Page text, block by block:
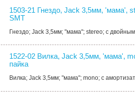
1503-21 Гнездо, Jack 3,5мм, 'мама',
SMT
Гнездо; Jack 3,5мм; "мама"; stereo; с
1522-02 Вилка, Jack 3,5мм, 'мама',
пайка
Вилка; Jack 3,5мм; "мама"; mono; с